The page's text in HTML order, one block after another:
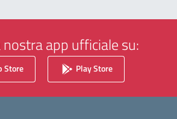
nostra app ufficiale su:
Store Play Store